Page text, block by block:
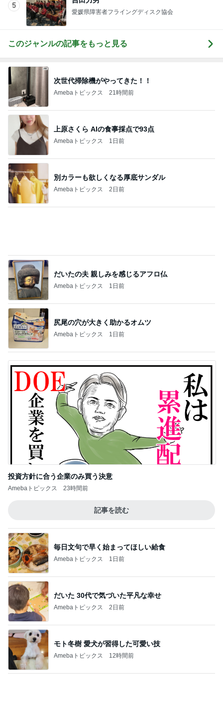
Amebaトピックス 21時間前
上原さくら AIの食事採点で93点
Amebaトピックス 1日前
別カラーも欲しくなる厚底サンダル
Amebaトピックス 2日前
だいたの夫 親しみを感じるアフロ仏
Amebaトピックス 1日前
投資方針に合う企業のみ買う決意
Amebaトピックス 23時間前
記事を読む
毎日文句で早く始まってほしい給食
Amebaトピックス
Amebaトピックス 2日前
モト冬樹 愛犬が習得した可愛い技
Amebaトピックス 12時間前
美術館のレストランでの上品な食事
Amebaトピックス 21時間前